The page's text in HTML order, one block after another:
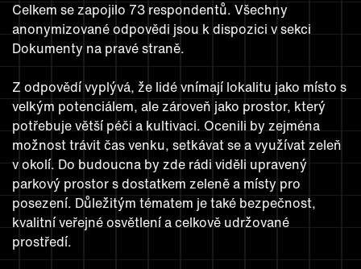
Celkem se zapojilo 73 respondentů. Všechny
anonymizované odpovědi jsou k dispozici v sekci
Dokumenty na pravé straně.
Z odpovědí vyplývá, že lidé vnímají lokalitu jako místo s
velkým potenciálem, ale zároveň jako prostor, který
potřebuje větší péči a kultivaci. Ocenili by zejména
možnost trávit čas venku, setkávat se a využívat zeleň
v okolí. Do budoucna by zde rádi viděli upravený
parkový prostor s dostatkem zeleně a místy pro
posezení. Důležitým tématem je také bezpečnost,
kvalitní veřejné osvětlení a celkově udržované
prostředí.